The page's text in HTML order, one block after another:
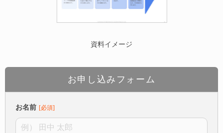
資料イメージ
お申し込みフォーム
お名前